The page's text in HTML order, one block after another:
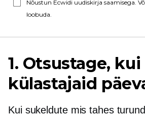
Nõustun Ecwidi uudiskirja saamisega.
loobuda.
1. Otsustage,
külastajaid
Kui sukeldute mis tahes